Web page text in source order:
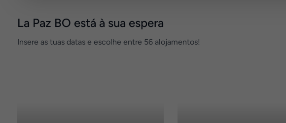
La Paz BO está à sua espera
Insere as tuas datas e escolhe entre 56 alojamentos!